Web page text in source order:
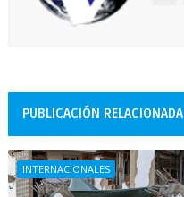
PUBLICACIÓN RELACIONADA
INTERNACIONALES